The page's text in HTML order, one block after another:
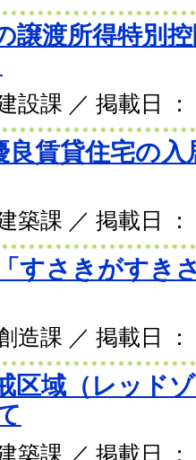
譲渡所得特別
設課 ／ 掲載日
良賃貸住宅の入
築課 ／ 掲載日 ：
さきがすき
造課 ／ 掲載日 ：
区域（レッド
築課 ／ 掲載日 ：